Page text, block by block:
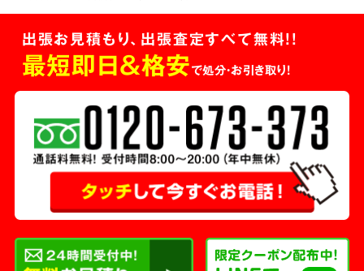
出張お見積もり、出張査定すべて無料!!
最短即日＆格安で処分・お引き取り！